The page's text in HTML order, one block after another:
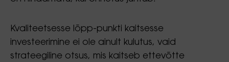
Kvaliteetsesse lõpp-punkti kaitsesse
investeerimine ei ole ainult kulutus, vaid
strateegiline otsus, mis kaitseb ettevõtte